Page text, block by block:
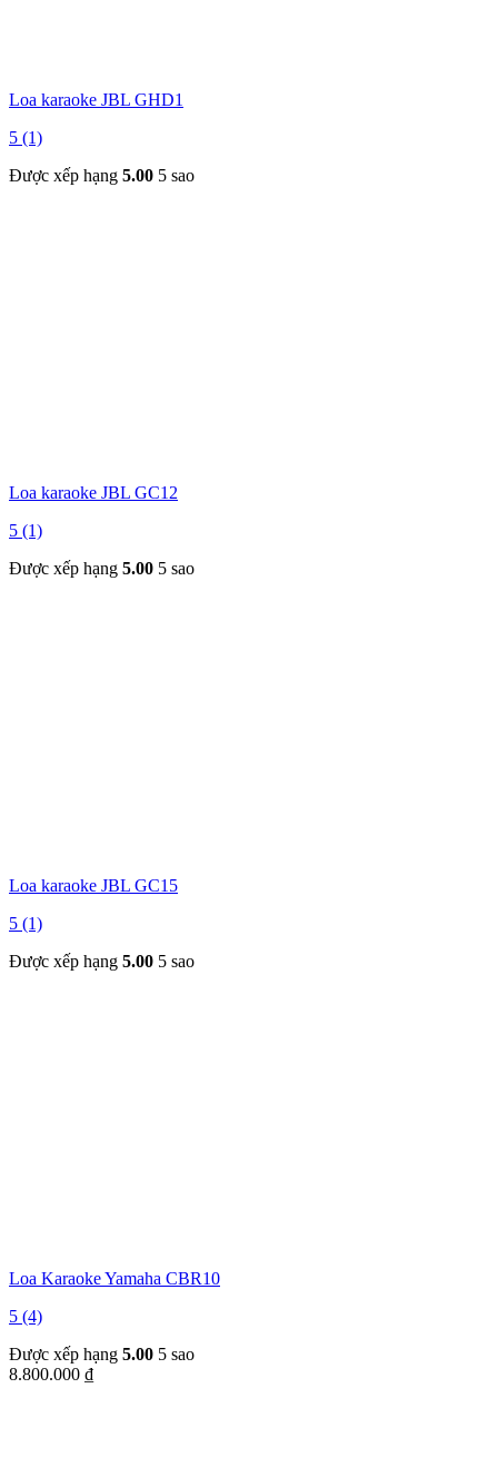
Loa karaoke JBL GHD1
5 (1)
Được xếp hạng 5.00 5 sao
Loa karaoke JBL GC12
5 (1)
Được xếp hạng 5.00 5 sao
Loa karaoke JBL GC15
5 (1)
Được xếp hạng 5.00 5 sao
Loa Karaoke Yamaha CBR10
5 (4)
Được xếp hạng 5.00 5 sao
8.800.000 ₫